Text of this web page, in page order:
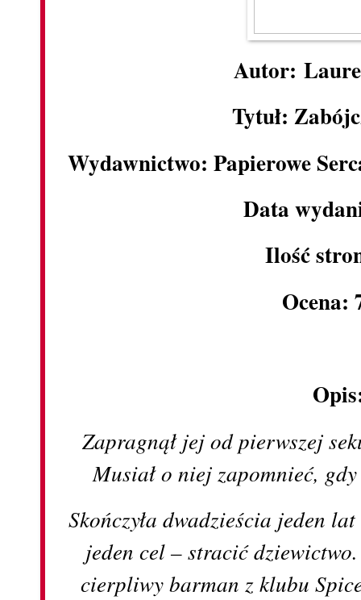
Autor:
Tytuł:
Wydawnictwo: Papierowe
Data
Ilość
Ocena:
Zapragnął jej od pierwszej
Musiał o niej zapomnieć,
Skończyła dwadzieścia jeden
jeden cel – stracić
cierpliwy barman z klubu